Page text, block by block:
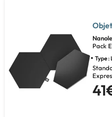
Pack
Type :